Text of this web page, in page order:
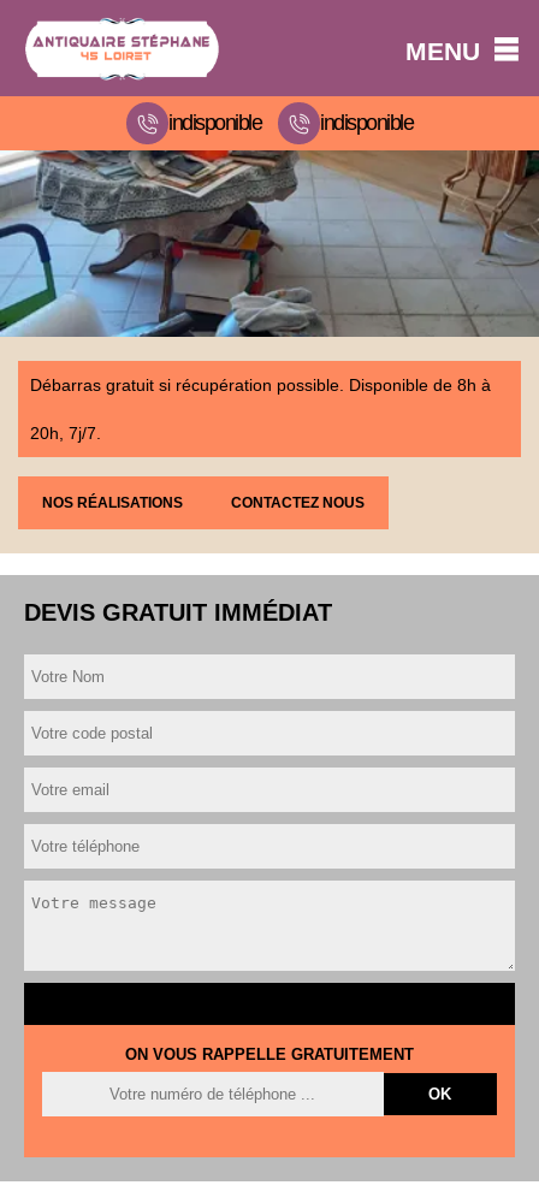
MENU
indisponible indisponible
Débarras gratuit si récupération possible. Disponible de 8h à
20h, 7j/7.
NOS RÉALISATIONS CONTACTEZ NOUS
DEVIS GRATUIT IMMÉDIAT
ON VOUS RAPPELLE GRATUITEMENT